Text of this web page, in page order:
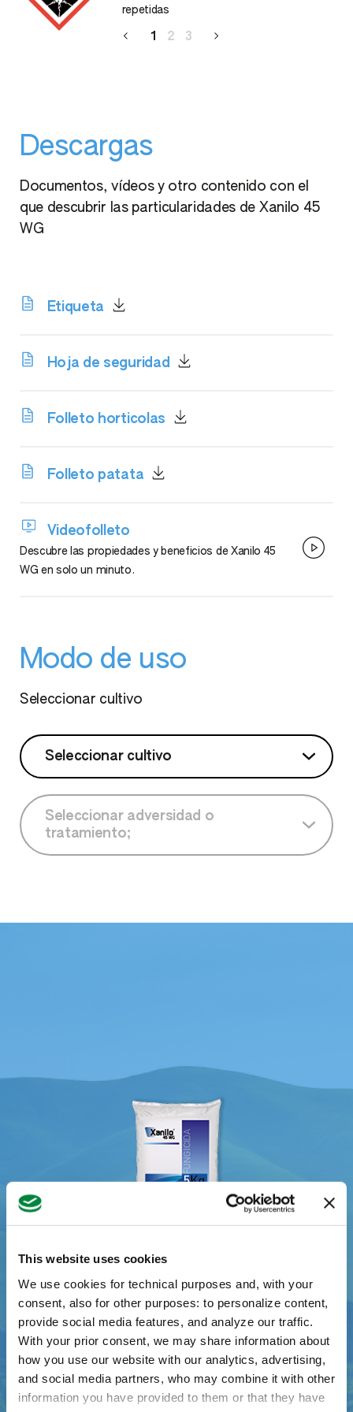
This website uses cookies
We use cookies for technical purposes and, with your
consent, also for other purposes: to personalize content,
provide social media features, and analyze our traffic.
With your prior consent, we may share information about
how you use our website with our analytics, advertising,
and social media partners, who may combine it with other
information you have provided to them or that they have
repetidas
1 2 3
Descargas
Documentos, vídeos y otro contenido con el
que descubrir las particularidades de Xanilo 45
WG
Etiqueta
Hoja de seguridad
Folleto horticolas
Folleto patata
Videofolleto
Descubre las propiedades y beneficios de Xanilo 45
WG en solo un minuto.
Modo de uso
Seleccionar cultivo
Seleccionar cultivo
Cucurbitáceas de piel no comestible
Espinacas y similares
Lechuga
Patata
Tomate
Vid
Seleccionar adversidad o
tratamiento;
¿Preguntas?
Estamos presentes en toda España con nuestros
colaboradores y distribuidores. Contáctanos para